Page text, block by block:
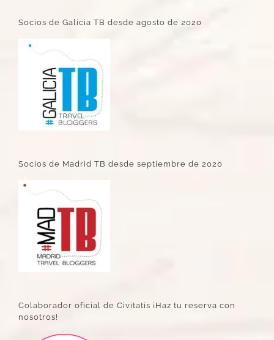
Socios de Galicia TB desde agosto de 2020
Socios de Madrid TB desde septiembre de 2020
Colaborador oficial de Civitatis ¡Haz tu reserva con
nosotros!